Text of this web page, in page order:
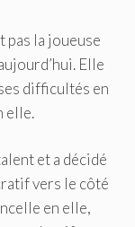
pas la joueuse
Elle
difficultés en
elle.
et a décidé
vers le côté
en elle,